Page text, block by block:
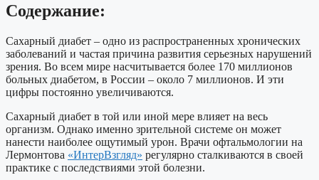
Содержание:
Сахарный диабет – одно из распространенных хронических
заболеваний и частая причина развития серьезных нарушений
зрения. Во всем мире насчитывается более 170 миллионов
больных диабетом, в России – около 7 миллионов. И эти
цифры постоянно увеличиваются.
Сахарный диабет в той или иной мере влияет на весь
организм. Однако именно зрительной системе он может
нанести наиболее ощутимый урон. Врачи офтальмологии на
Лермонтова «ИнтерВзгляд» регулярно сталкиваются в своей
практике с последствиями этой болезни.